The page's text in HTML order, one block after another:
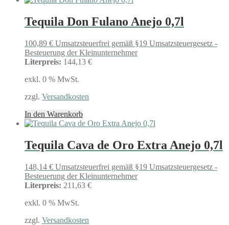
Tequila Don Fulano Anejo 0,7l
100,89 € Umsatzsteuerfrei gemäß §19 Umsatzsteuergesetz -
Besteuerung der Kleinunternehmer
Literpreis: 144,13 €
exkl. 0 % MwSt.
zzgl. Versandkosten
In den Warenkorb
Tequila Cava de Oro Extra Anejo 0,7l
148,14 € Umsatzsteuerfrei gemäß §19 Umsatzsteuergesetz -
Besteuerung der Kleinunternehmer
Literpreis: 211,63 €
exkl. 0 % MwSt.
zzgl. Versandkosten